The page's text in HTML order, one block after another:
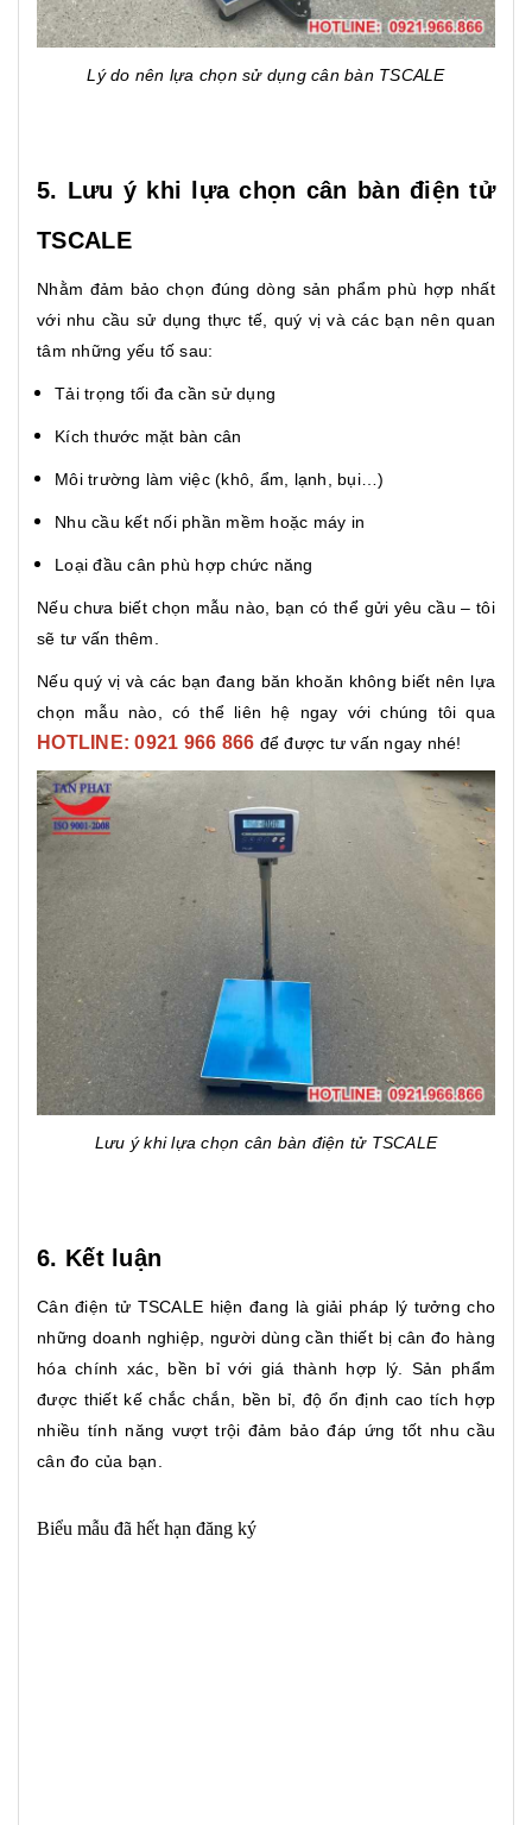
Lý do nên lựa chọn sử dụng cân bàn TSCALE
5. Lưu ý khi lựa chọn cân bàn điện tử
TSCALE
Nhằm đảm bảo chọn đúng dòng sản phẩm phù hợp nhất
với nhu cầu sử dụng thực tế, quý vị và các bạn nên quan
tâm những yếu tố sau:
Tải trọng tối đa cần sử dụng
Kích thước mặt bàn cân
Môi trường làm việc (khô, ẩm, lạnh, bụi…)
Nhu cầu kết nối phần mềm hoặc máy in
Loại đầu cân phù hợp chức năng
Nếu chưa biết chọn mẫu nào, bạn có thể gửi yêu cầu – tôi
sẽ tư vấn thêm.
Nếu quý vị và các bạn đang băn khoăn không biết nên lựa
chọn mẫu nào, có thể liên hệ ngay với chúng tôi qua
HOTLINE: 0921 966 866 để được tư vấn ngay nhé!
Lưu ý khi lựa chọn cân bàn điện tử TSCALE
6. Kết luận
Cân điện tử TSCALE hiện đang là giải pháp lý tưởng cho
những doanh nghiệp, người dùng cần thiết bị cân đo hàng
hóa chính xác, bền bỉ với giá thành hợp lý. Sản phẩm
được thiết kế chắc chắn, bền bỉ, độ ổn định cao tích hợp
nhiều tính năng vượt trội đảm bảo đáp ứng tốt nhu cầu
cân đo của bạn.